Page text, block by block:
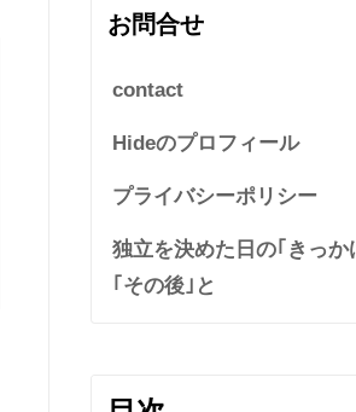
お問合せ
contact
Hideのプロフィール
プライバシーポリシー
独立を決めた日の｢きっか
｢その後｣と